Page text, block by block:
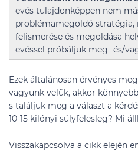
evés tulajdonképpen nem
problémamegoldó stratégia,
felismerése és megoldása
evéssel próbáljuk meg- és/
Ezek általánosan érvényes
vagyunk velük, akkor
s találjuk meg a választ a
10-15 kilónyi súlyfelesleg? Mi
Visszakapcsolva a cikk elején